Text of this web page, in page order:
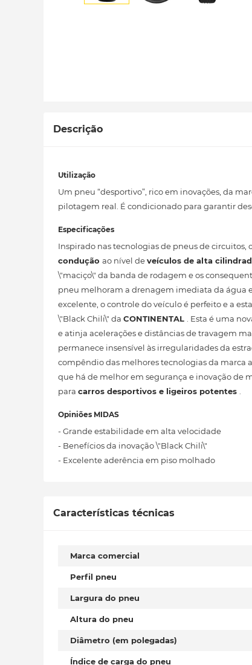
Descrição
Utilização
Um pneu “desportivo”, rico em inovações, da
pilotagem real. É condicionado para garantir
Especificações
Inspirado nas tecnologias de pneus de circuitos,
condução ao nível deveículos de alta
\"maciço\" da banda de rodagem e os
pneu melhoram a drenagem imediata da água
excelente, o controle do veículo é perfeito e a
\"Black Chili\" da CONTINENTAL
. Esta é uma
e atinja acelerações e distâncias de travagem
permanece insensível às irregularidades da
compêndio das melhores tecnologias da marca
que há de melhor em segurança e inovação de
para carros desportivos e ligeiros potentes
Opiniões MIDAS
- Grande estabilidade em alta velocidade
- Benefícios da inovação \"Black Chili\"
- Excelente aderência em piso molhado
Características técnicas
Marca comercial
Perfil pneu
Largura do pneu
Altura do pneu
Diâmetro (em polegadas)
Índice de carga do pneu